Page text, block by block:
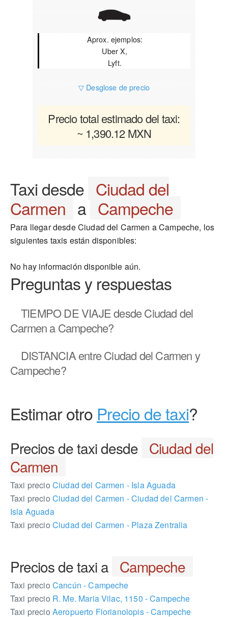
Aprox. ejemplos:
Uber X,
Lyft.
▽ Desglose de precio
Precio total estimado del taxi:
~ 1,390.12 MXN
Taxi desde Ciudad del
Carmen a Campeche
Para llegar desde Ciudad del Carmen a Campeche, los
siguientes taxis están disponibles:
No hay información disponible aún.
Preguntas y respuestas
TIEMPO DE VIAJEdesde Ciudad del
Carmen a Campeche?
DISTANCIAentre Ciudad del Carmen y
Campeche?
Estimar otro Precio de taxi?
Precios de taxi desde Ciudad del
Carmen
Taxi precio Ciudad del Carmen - Isla Aguada
Taxi precio Ciudad del Carmen - Ciudad del Carmen -
Isla Aguada
Taxi precio Ciudad del Carmen - Plaza Zentralia
Precios de taxi a Campeche
Taxi precio Cancún - Campeche
Taxi precio R. Me. Maria Vilac, 1150 - Campeche
Taxi precio Aeropuerto Florianolopis - Campeche